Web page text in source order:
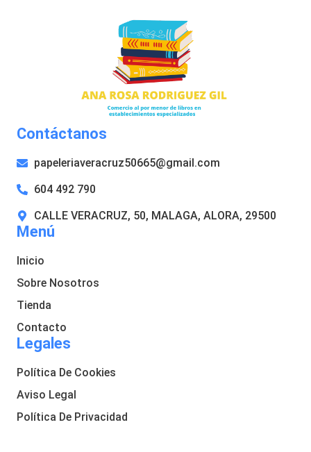
Menú
Inicio
Sobre Nosotros
Tienda
Contacto
Legales
Política De Cookies
Aviso Legal
Política De Privacidad
Contáctanos
papeleriaveracruz50665@gmail.com
604 492 790
CALLE VERACRUZ, 50, MALAGA, ALORA, 29500